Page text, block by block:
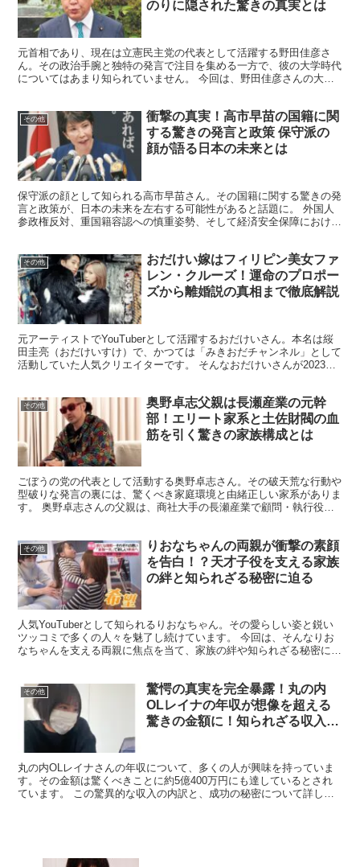
のりに隠された驚きの真実とは
元首相であり、現在は立憲民主党の代表として活躍する野田佳彦さ
ん。その政治手腕と独特の発言で注目を集める一方で、彼の大学時代
についてはあまり知られていません。 今回は、野田佳彦さんの大学
その他
衝撃の真実！高市早苗の国籍に関
する驚きの発言と政策 保守派の
顔が語る日本の未来とは
保守派の顔として知られる高市早苗さん。その国籍に関する驚きの発
言と政策が、日本の未来を左右する可能性があると話題に。 外国人
参政権反対、重国籍容認への慎重姿勢、そして経済安全保障における
その他
おだけい嫁はフィリピン美女ファ
レン・クルーズ！運命のプロポー
ズから離婚説の真相まで徹底解説
元アーティストでYouTuberとして活躍するおだけいさん。本名は䋝
田圭亮（おだけいすけ）で、かつては「みきおだチャンネル」として
活動していた人気クリエイターです。 そんなおだけいさんが2023年
その他
奥野卓志父親は長瀬産業の元幹
部！エリート家系と土佐財閥の血
筋を引く驚きの家族構成とは
ごぼうの党の代表として活動する奥野卓志さん。その破天荒な行動や
型破りな発言の裏には、驚くべき家庭環境と由緒正しい家系がありま
す。 奥野卓志さんの父親は、商社大手の長瀬産業で顧問・執行役員
その他
りおなちゃんの両親が衝撃の素顔
を告白！？天才子役を支える家族
の絆と知られざる秘密に迫る
人気YouTuberとして知られるりおなちゃん。その愛らしい姿と鋭い
ツッコミで多くの人々を魅了し続けています。 今回は、そんなりお
なちゃんを支える両親に焦点を当て、家族の絆や知られざる秘密に迫
その他
驚愕の真実を完全暴露！丸の内
OLレイナの年収が想像を超える
驚きの金額に！知られざる収入源
丸の内OLレイナさんの年収について、多くの人が興味を持っていま
す。その金額は驚くべきことに約5億400万円にも達しているとされ
ています。 この驚異的な収入の内訳と、成功の秘密について詳しく